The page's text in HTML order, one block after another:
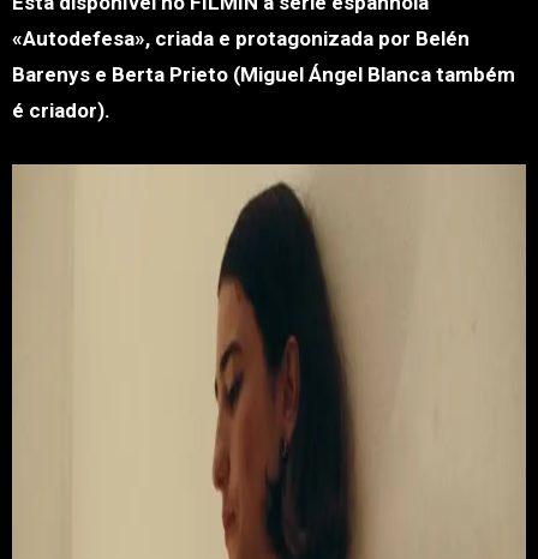
«Autodefesa», criada e protagonizada por Belén
Barenys e Berta Prieto (Miguel Ángel Blanca também
é criador).